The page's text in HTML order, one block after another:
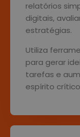
relatórios
digitais,
estratégias.
Utiliza
para gerar
tarefas e
espírito